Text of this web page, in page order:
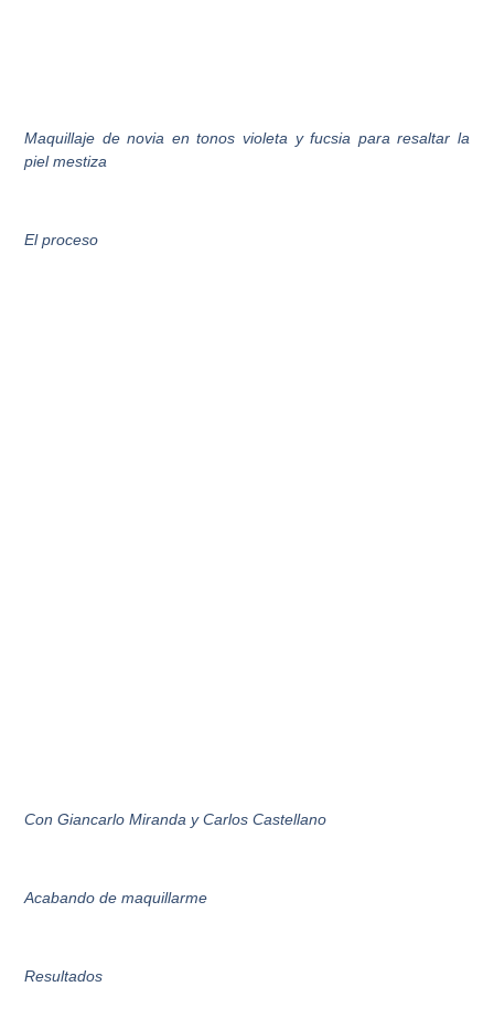
Maquillaje de novia en tonos violeta y fucsia para resaltar la
piel mestiza
El proceso
Con Giancarlo Miranda y Carlos Castellano
Acabando de maquillarme
Resultados